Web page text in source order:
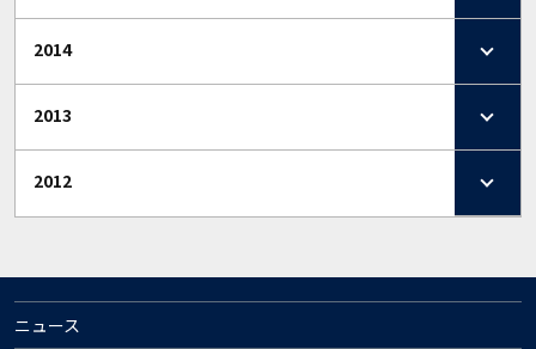
2014
2013
2012
ニュース